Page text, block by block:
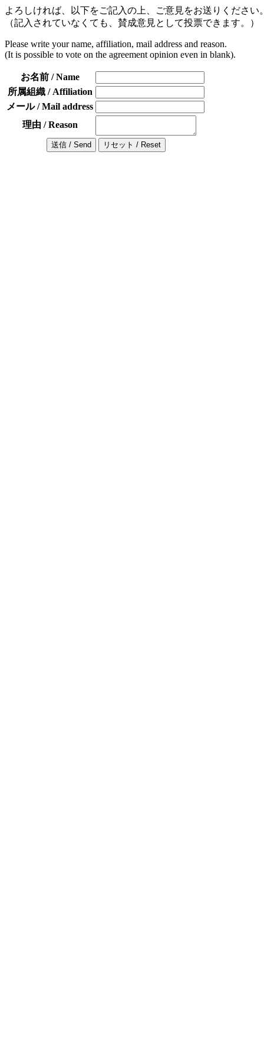
よろしければ、以下をご記入の上、ご意見をお送りください
（記入されていなくても、賛成意見として投票できます。）
Please write your name, affiliation, mail address and reason.
(It is possible to vote on the agreement opinion even in blank).
お名前 / Name
所属組織 / Affiliation
メール / Mail address
理由 / Reason